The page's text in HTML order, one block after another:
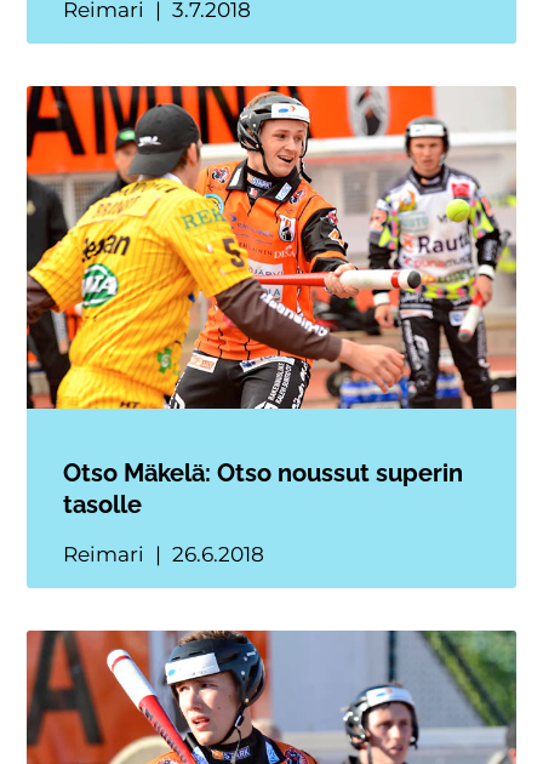
Reimari 3.7.2018
Otso Mäkelä: Otso noussut superin
tasolle
Reimari 26.6.2018